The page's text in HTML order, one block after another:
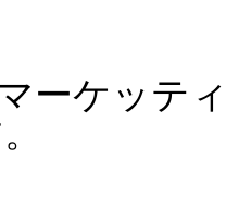
ーケッテ